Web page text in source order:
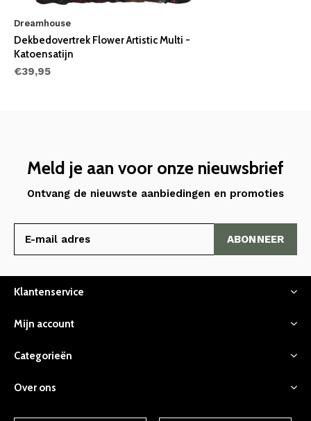
Dreamhouse
Dekbedovertrek Flower Artistic Multi -
Katoensatijn
€39,95
Meld je aan voor onze nieuwsbrief
Ontvang de nieuwste aanbiedingen en promoties
ABONNEER
Klantenservice
Mijn account
Categorieën
Over ons